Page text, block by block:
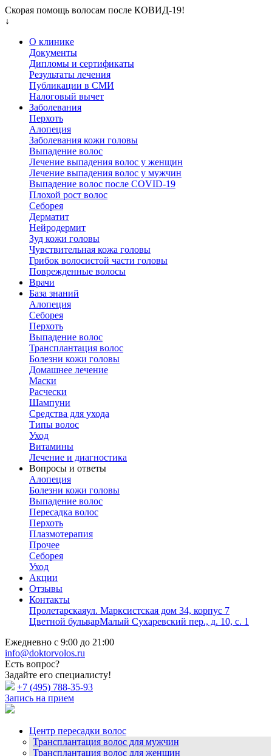
Скорая помощь волосам после КОВИД-19!
↓
О клинике
Документы
Дипломы и сертификаты
Результаты лечения
Публикации в СМИ
Налоговый вычет
Заболевания
Перхоть
Алопеция
Заболевания кожи головы
Выпадение волос
Лечение выпадения волос у женщин
Лечение выпадения волос у мужчин
Выпадение волос после COVID-19
Плохой рост волос
Cеборея
Дерматит
Нейродермит
Зуд кожи головы
Чувствительная кожа головы
Грибок волосистой части головы
Поврежденные волосы
Врачи
База знаний
Алопеция
Себорея
Перхоть
Выпадение волос
Трансплантация волос
Болезни кожи головы
Домашнее лечение
Маски
Расчески
Шампуни
Средства для ухода
Типы волос
Уход
Витамины
Лечение и диагностика
Вопросы и ответы
Алопеция
Болезни кожи головы
Выпадение волос
Пересадка волос
Перхоть
Плазмотерапия
Прочее
Себорея
Уход
Акции
Отзывы
Контакты
Пролетарскаяул. Марксистская дом 34, корпус 7
Цветной бульварМалый Сухаревский пер., д. 10, с. 1
Ежедневно с 9:00 до 21:00
info@doktorvolos.ru
Есть вопрос?
Задайте его специалисту!
+7 (495) 788-35-93
Запись на прием
Центр пересадки волос
Трансплантация волос для мужчин
Трансплантация волос для женщин